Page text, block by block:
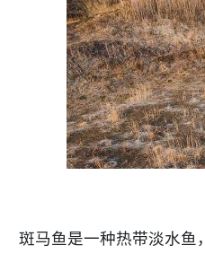
斑马鱼是一种热带淡水鱼